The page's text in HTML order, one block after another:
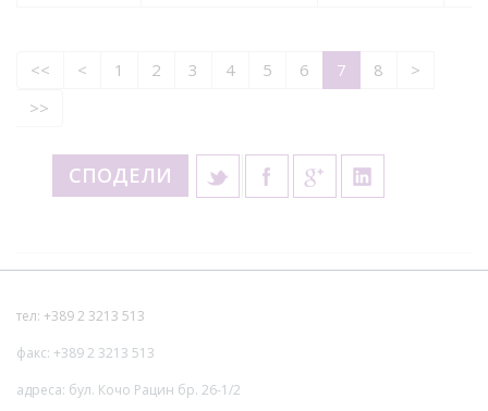
<< < 1 2 3 4 5 6 7 8
>
>>
СПОДЕЛИ
тел: +389 2 3213 513
факс: +389 2 3213 513
адреса: бул. Кочо Рацин бр. 26-1/2